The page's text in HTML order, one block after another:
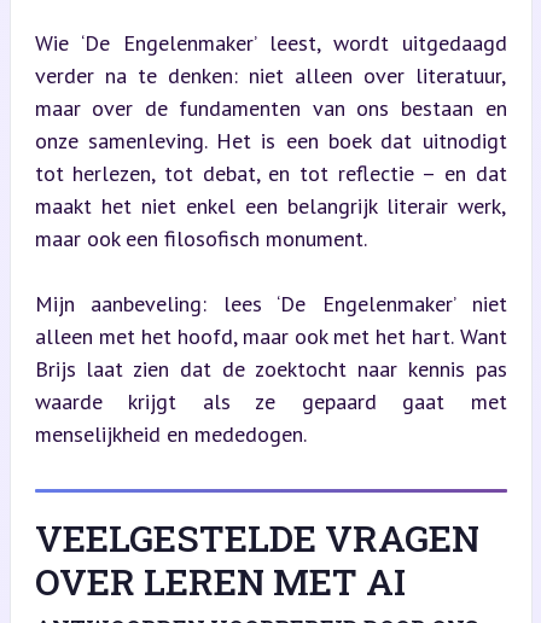
Wie ‘De Engelenmaker’ leest, wordt uitgedaagd
verder na te denken: niet alleen over literatuur,
maar over de fundamenten van ons bestaan en
onze samenleving. Het is een boek dat uitnodigt
tot herlezen, tot debat, en tot reflectie – en dat
maakt het niet enkel een belangrijk literair werk,
maar ook een filosofisch monument.
Mijn aanbeveling: lees ‘De Engelenmaker’ niet
alleen met het hoofd, maar ook met het hart. Want
Brijs laat zien dat de zoektocht naar kennis pas
waarde krijgt als ze gepaard gaat met
menselijkheid en mededogen.
VEELGESTELDE VRAGEN
OVER LEREN MET AI